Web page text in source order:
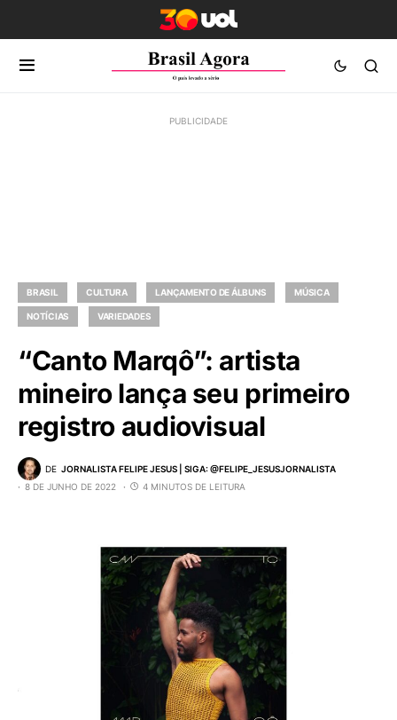
BRASIL CULTURA LANÇAMENTO DE ÁLBUNS MÚSICA
NOTÍCIAS VARIEDADES
“Canto Marqô”: artista
mineiro lança seu primeiro
registro audiovisual
DE JORNALISTA FELIPE JESUS | SIGA: @FELIPE_JESUSJORNALISTA
8 DE JUNHO DE 2022
4 MINUTOS DE LEITURA